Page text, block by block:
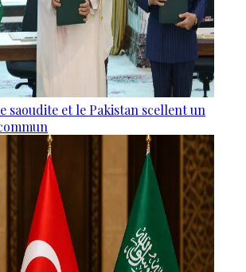
saoudite et le Pakistan scellent un